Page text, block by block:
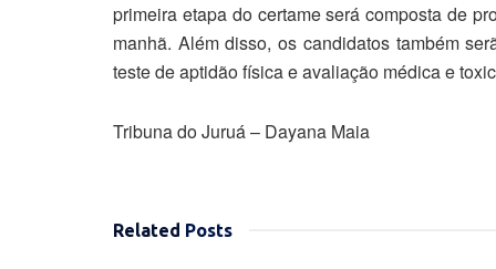
primeira etapa do certame será composta de
manhã. Além disso, os candidatos também
teste de aptidão física e avaliação médica e
Tribuna do Juruá – Dayana Maia
Related Posts